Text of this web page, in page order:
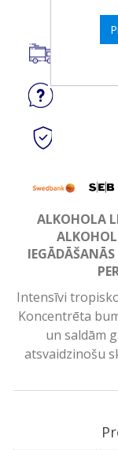
ALKOHOLA
Intensīvi
Koncentrēta
un saldām
atsvaidzinošu